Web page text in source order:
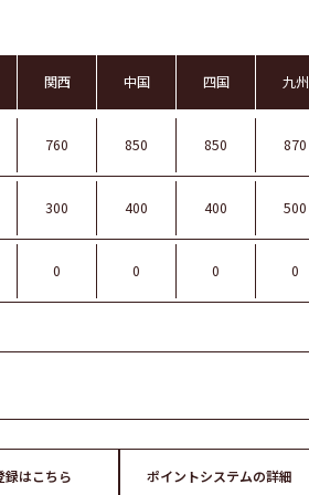
関西 中国 四国 九州
760 850 850 870
300 400 400 500
0 0 0 0
録はこちら ポイントシステムの詳細